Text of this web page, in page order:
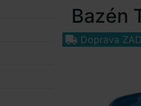
Bazén
Doprava